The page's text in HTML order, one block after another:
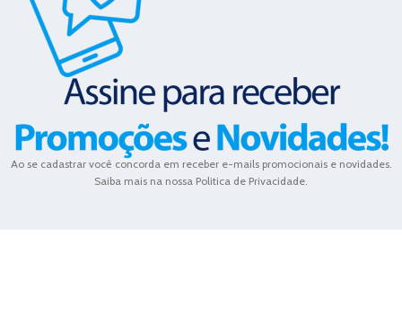
Ao se cadastrar você concorda em receber e-mails promocionais e novidades.
Saiba mais na nossa Politica de Privacidade.